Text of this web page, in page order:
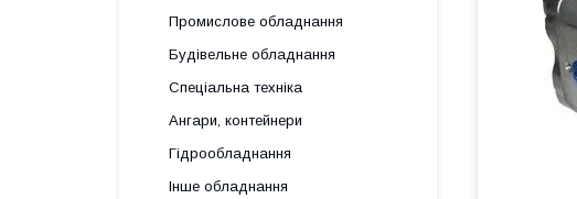
Промислове обладнання
Будівельне обладнання
Спеціальна техніка
Ангари, контейнери
Гідрообладнання
Інше обладнання